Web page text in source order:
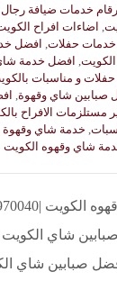
خدمات ضيافة
اضاءات افراح
حفلات افضل
افضل خدمة
و مناسبات
صبابين شاي وقهوة
مستلزمات الافراح
خدمة شاي وقهوة
شاي وقهوه الكويت
شاي الكويت
صبابين شاي